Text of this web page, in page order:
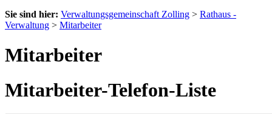
Sie sind hier: Verwaltungsgemeinschaft Zolling > Rathaus -
Verwaltung > Mitarbeiter
Mitarbeiter
Mitarbeiter-Telefon-Liste